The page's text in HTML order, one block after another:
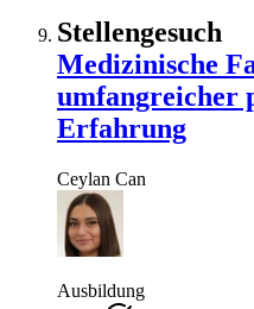
Stellengesuch
Medizinische
umfangreicher
Erfahrung
Ceylan Can
Ausbildung